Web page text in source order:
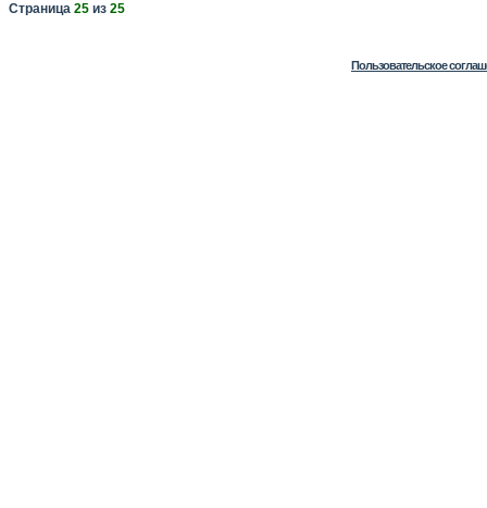
Страница 25 из 25
Пользовательское